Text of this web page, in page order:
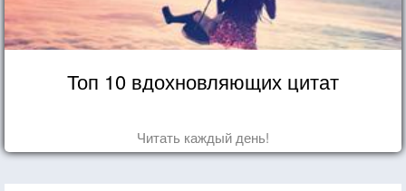
Топ 10 вдохновляющих цитат
Читать каждый день!